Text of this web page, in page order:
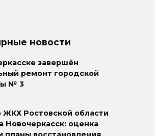
новости
завершён
ремонт городской
№ 3
ЖКХ Ростовской области
Новочеркасск: оценка